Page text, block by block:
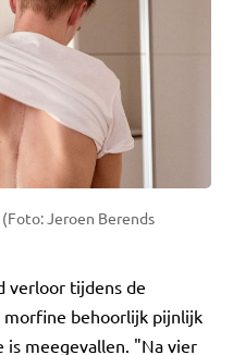
Jeroen Berends
verloor tijdens de
behoorlijk pijnlijk
is meegevallen. "Na vier